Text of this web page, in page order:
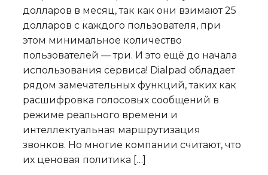
долларов в месяц, так как они взимают 25
долларов с каждого пользователя, при
этом минимальное количество
пользователей — три. И это ещё до начала
использования сервиса! Dialpad обладает
рядом замечательных функций, таких как
расшифровка голосовых сообщений в
режиме реального времени и
интеллектуальная маршрутизация
звонков. Но многие компании считают, что
их ценовая политика […]